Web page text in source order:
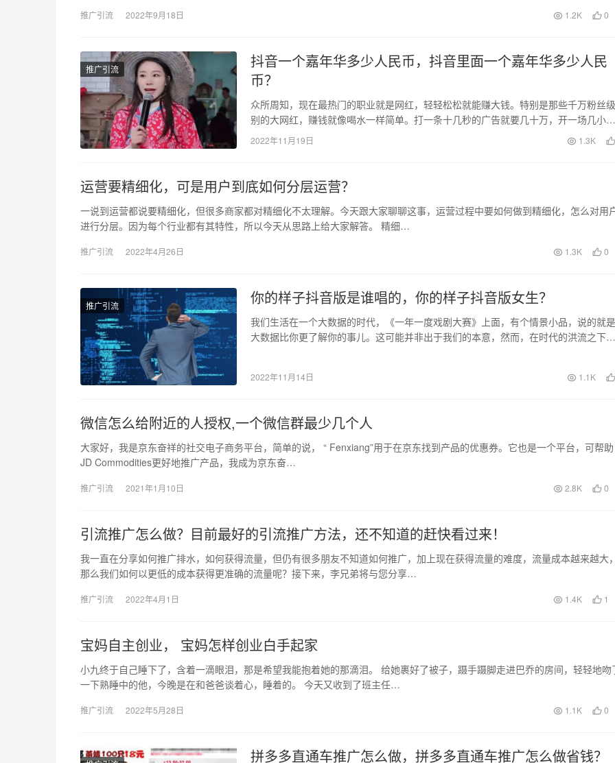
推广引流 2022年9月18日 1.2K 0
推广引流
抖音一个嘉年华多少人民币，抖音里面一个嘉年华多少人民
币？
众所周知，现在最热门的职业就是网红，轻轻松松就能赚大钱。特别是那些千万粉丝级
别的大网红，赚钱就像喝水一样简单。打一条十几秒的广告就要几十万，开一场几小时
的直播收入上百万。这对于普通…
2022年11月19日 1.3K
运营要精细化，可是用户到底如何分层运营？
一说到运营都说要精细化，但很多商家都对精细化不太理解。今天跟大家聊聊这事，运营过程中要如何做到精细化，怎么对用
进行分层。因为每个行业都有其特性，所以今天从思路上给大家解答。 精细…
推广引流 2022年4月26日 1.3K 0
推广引流 你的样子抖音版是谁唱的，你的样子抖音版女生？
我们生活在一个大数据的时代，《一年一度戏剧大赛》上面，有个情景小品，说的就是
大数据比你更了解你的事儿。这可能并非出于我们的本意，然而，在时代的洪流之下，
2022年11月14日 1.1K
微信怎么给附近的人授权,一个微信群最少几个人
大家好，我是京东奋祥的社交电子商务平台，简单的说， “ Fenxiang”用于在京东找到产品的优惠券。它也是一个平台，可帮助
JD Commodities更好地推广产品，我成为京东奋…
推广引流 2021年1月10日 2.8K 0
引流推广怎么做？目前最好的引流推广方法，还不知道的赶快看过来！
我一直在分享如何推广排水，如何获得流量，但仍有很多朋友不知道如何推广，加上现在获得流量的难度，流量成本越来越大，
那么我们如何以更低的成本获得更准确的流量呢？接下来，李兄弟将与您分享…
推广引流 2022年4月1日 1.4K 1
宝妈自主创业， 宝妈怎样创业白手起家
小九终于自己睡下了，含着一滴眼泪，那是希望我能抱着她的那滴泪。 给她裹好了被子，蹑手蹑脚走进巴乔的房间，轻轻地吻
一下熟睡中的他，今晚是在和爸爸谈着心，睡着的。 今天又收到了班主任…
推广引流 2022年5月28日 1.1K 0
拼多多直通车推广怎么做，拼多多直通车推广怎么做省钱？